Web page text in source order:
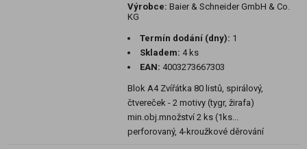
Výrobce: Baier & Schneider GmbH & Co.
KG
Termín dodání (dny): 1
Skladem: 4 ks
EAN: 4003273667303
Blok A4 Zvířátka 80 listů, spirálový,
čtvereček - 2 motivy (tygr, žirafa)
min.obj.množství 2 ks (1ks...
perforovaný, 4-kroužkové děrování